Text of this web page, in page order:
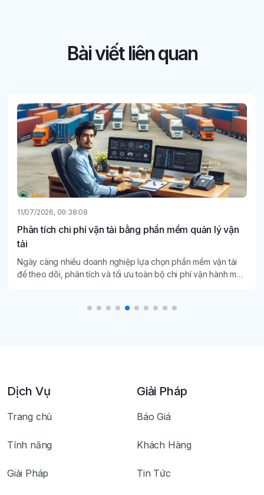
Bài viết liên quan
11/07/2026, 09:38:08
Phân tích chi phí vận tải bằng phần mềm quản lý vận
tải
Ngày càng nhiều doanh nghiệp lựa chọn phần mềm vận tải
để theo dõi, phân tích và tối ưu toàn bộ chi phí vận hành một
Dịch Vụ
Trang chủ
Tính năng
Giải Pháp
Giải Pháp
Báo Giá
Khách Hàng
Tin Tức